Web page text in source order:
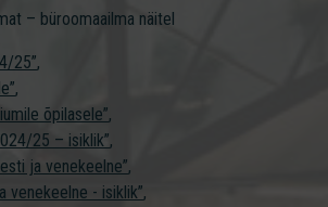
– büroomaailma näitel
25”,
,
õpilasele”,
25 – isiklik”,
ja venekeelne”,
venekeelne - isiklik”,